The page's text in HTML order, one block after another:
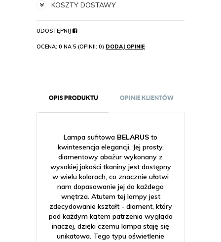
KOSZTY DOSTAWY
UDOSTĘPNIJ
OCENA: 0 NA 5 (OPINII: 0) DODAJ OPINIĘ
OPIS PRODUKTU OPINIE KLIENTÓW
Lampa sufitowa BELARUS to
kwintesencja elegancji. Jej prosty,
diamentowy abażur wykonany z
wysokiej jakości tkaniny jest dostępny
w wielu kolorach, co znacznie ułatwi
nam dopasowanie jej do każdego
wnętrza. Atutem tej lampy jest
zdecydowanie kształt - diament, który
pod każdym kątem patrzenia wygląda
inaczej, dzięki czemu lampa staję się
unikatowa. Tego typu oświetlenie